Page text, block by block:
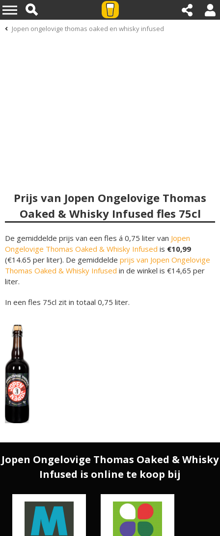
Jopen ongelovige thomas oaked en whisky infused
Prijs van Jopen Ongelovige Thomas
Oaked & Whisky Infused fles 75cl
De gemiddelde prijs van een fles á 0,75 liter van Jopen
Ongelovige Thomas Oaked & Whisky Infused is €10,99
(€14.65 per liter). De gemiddelde prijs van Jopen Ongelovige
Thomas Oaked & Whisky Infused in de winkel is €14,65 per
liter.
In een fles 75cl zit in totaal 0,75 liter.
Jopen Ongelovige Thomas Oaked & Whisky
Infused is online te koop bij